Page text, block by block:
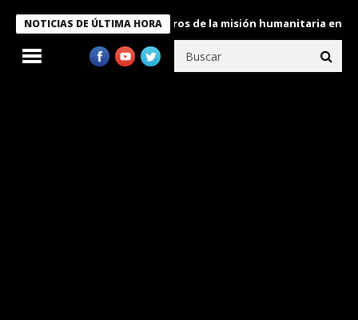
NOTICIAS DE ÚLTIMA HORA
condecora a miembros de la misión humanitaria enviada a